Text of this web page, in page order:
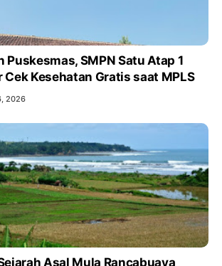
Puskesmas, SMPN Satu Atap 1
Cek Kesehatan Gratis saat MPLS
2026
Asal Mula Rancabuaya